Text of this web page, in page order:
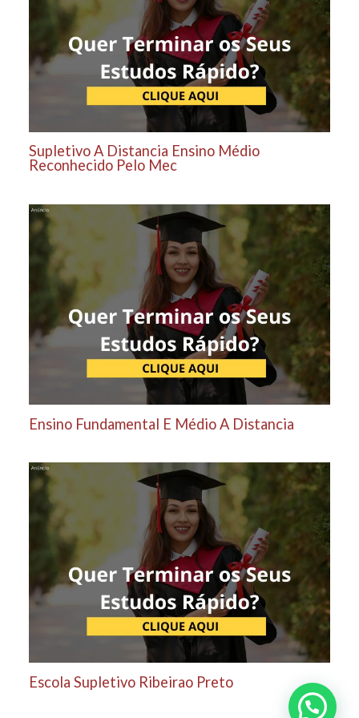
Supletivo A Distancia Ensino Médio
Reconhecido Pelo Mec
Ensino Fundamental E Médio A Distancia
Escola Supletivo Ribeirao Preto